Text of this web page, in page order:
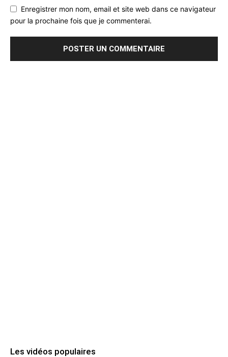
Enregistrer mon nom, email et site web dans ce navigateur
pour la prochaine fois que je commenterai.
Les vidéos populaires